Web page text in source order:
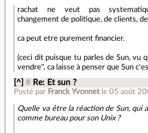
rachat ne veut pas
changement de politique, de clients,
ca peut etre purement financier.
(ceci dit puisque tu parles de Sun, vu
vendre", ca laisse à penser que Sun
[^] # Re: Et sun ?
Posté par Franck Yvonnet le 05 août
Quelle va être la réaction de Sun, qui
comme bureau pour son Unix ?